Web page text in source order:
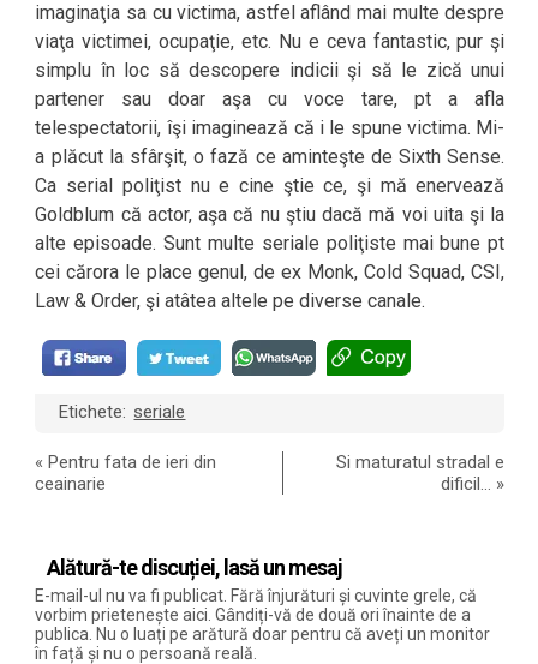
imaginaţia sa cu victima, astfel aflând mai multe despre
viaţa victimei, ocupaţie, etc. Nu e ceva fantastic, pur şi
simplu în loc să descopere indicii şi să le zică unui
partener sau doar aşa cu voce tare, pt a afla
telespectatorii, îşi imaginează că i le spune victima. Mi-
a plăcut la sfârşit, o fază ce aminteşte de Sixth Sense.
Ca serial poliţist nu e cine ştie ce, şi mă enervează
Goldblum că actor, aşa că nu ştiu dacă mă voi uita şi la
alte episoade. Sunt multe seriale poliţiste mai bune pt
cei cărora le place genul, de ex Monk, Cold Squad, CSI,
Law & Order, şi atâtea altele pe diverse canale.
Etichete: seriale
«Pentru fata de ieri din
ceainarie
Si maturatul stradal e
dificil… »
Alătură-te discuției, lasă un mesaj
E-mail-ul nu va fi publicat. Fără înjurături și cuvinte grele, că
vorbim prietenește aici. Gândiți-vă de două ori înainte de a
publica. Nu o luați pe arătură doar pentru că aveți un monitor
în față și nu o persoană reală.